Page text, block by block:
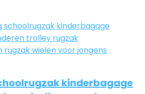
kinderbagage